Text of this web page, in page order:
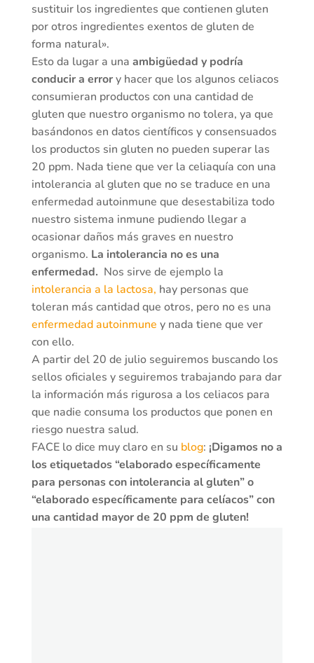
sustituir los ingredientes que contienen gluten
por otros ingredientes exentos de gluten de
forma natural».
Esto da lugar a una ambigüedad y podría
conducir a errory hacer que los algunos celiacos
consumieran productos con una cantidad de
gluten que nuestro organismo no tolera, ya que
basándonos en datos científicos y consensuados
los productos sin gluten no pueden superar las
20 ppm. Nada tiene que ver la celiaquía con una
intolerancia al gluten que no se traduce en una
enfermedad autoinmune que desestabiliza todo
nuestro sistema inmune pudiendo llegar a
ocasionar daños más graves en nuestro
organismo. La intolerancia no es una
enfermedad. Nos sirve de ejemplo la
intolerancia a la lactosa, hay personas que
toleran más cantidad que otros, pero no es una
enfermedad autoinmune y nada tiene que ver
con ello.
A partir del 20 de julio seguiremos buscando los
sellos oficiales y seguiremos trabajando para dar
la información más rigurosa a los celiacos para
que nadie consuma los productos que ponen en
riesgo nuestra salud.
FACE lo dice muy claro en su blog: ¡Digamos no a
los etiquetados “elaborado específicamente
para personas con intolerancia al gluten” o
“elaborado específicamente para celíacos” con
una cantidad mayor de 20 ppm de gluten!